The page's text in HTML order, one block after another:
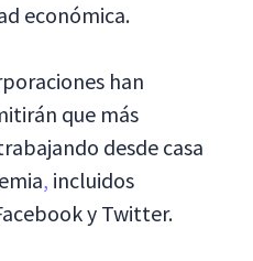
económica.
han
que más
desde casa
, incluidos
y Twitter.